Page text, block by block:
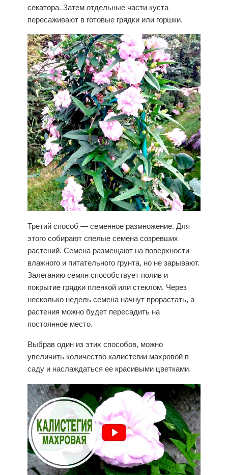
секатора. Затем отдельные части куста
пересаживают в готовые грядки или горшки.
Третий способ — семенное размножение. Для
этого собирают спелые семена созревших
растений. Семена размещают на поверхности
влажного и питательного грунта, но не зарывают.
Залеганию семян способствует полив и
покрытие грядки пленкой или стеклом. Через
несколько недель семена начнут прорастать, а
растения можно будет пересадить на
постоянное место.
Выбрав один из этих способов, можно
увеличить количество калистегии махровой в
саду и наслаждаться ее красивыми цветками.